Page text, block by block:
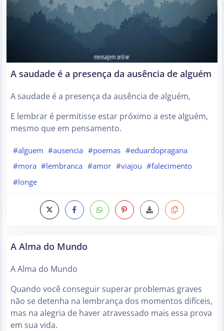
A saudade é a presença da ausência de alguém
A saudade é a presença da ausência de alguém,
E lembrar é permitisse estar próximo a este alguém,
mesmo que em pensamento.
#alguem #ausencia #poemas #eduardopragana
#mora #lembranca #amor #viajou #falecimento
#longe
A Alma do Mundo
A Alma do Mundo
Quando você conseguir superar problemas graves
não se detenha na lembrança dos momentos difíceis,
mas na alegria de haver atravessado mais essa prova
em sua vida.